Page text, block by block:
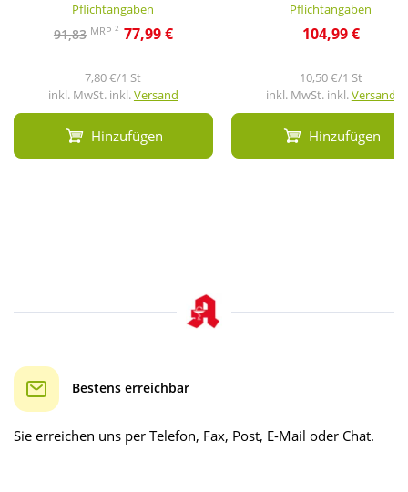
Pflichtangaben
91,83 MRP 2 77,99 €
7,80 €/1 St
inkl. MwSt. inkl.Versand
Hinzufügen
Pflichtangaben
104,99 €
10,50 €/1 St
inkl. MwSt. inkl.Versand
Hinzufügen
Bestens erreichbar
Sie erreichen uns per Telefon, Fax, Post, E-Mail oder Chat.